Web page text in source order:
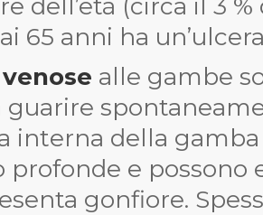
dell’età (circa il 3
65 anni ha
alle gambe
guarire
interna della
profonde e possono
gonfiore.